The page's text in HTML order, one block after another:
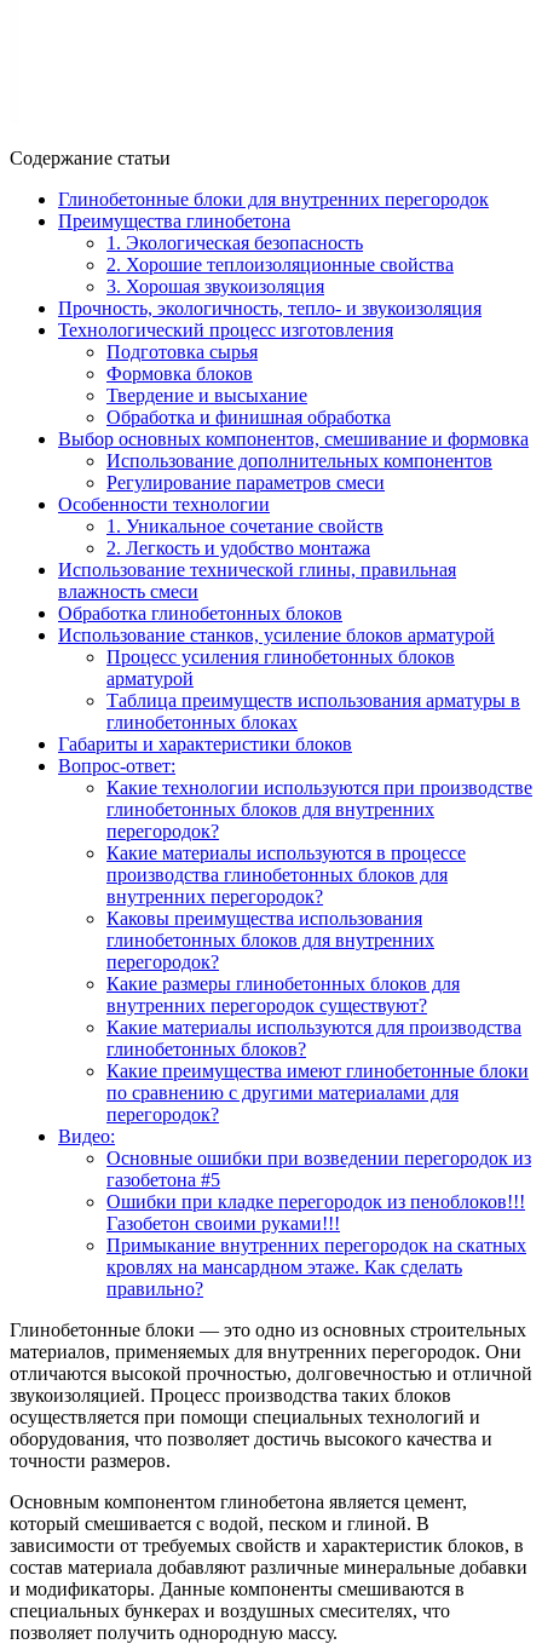
Содержание статьи
Глинобетонные блоки для внутренних перегородок
Преимущества глинобетона
1. Экологическая безопасность
2. Хорошие теплоизоляционные свойства
3. Хорошая звукоизоляция
Прочность, экологичность, тепло- и звукоизоляция
Технологический процесс изготовления
Подготовка сырья
Формовка блоков
Твердение и высыхание
Обработка и финишная обработка
Выбор основных компонентов, смешивание и формовка
Использование дополнительных компонентов
Регулирование параметров смеси
Особенности технологии
1. Уникальное сочетание свойств
2. Легкость и удобство монтажа
Использование технической глины, правильная
влажность смеси
Обработка глинобетонных блоков
Использование станков, усиление блоков арматурой
Процесс усиления глинобетонных блоков
арматурой
Таблица преимуществ использования арматуры в
глинобетонных блоках
Габариты и характеристики блоков
Вопрос-ответ:
Какие технологии используются при производстве
глинобетонных блоков для внутренних
перегородок?
Какие материалы используются в процессе
производства глинобетонных блоков для
внутренних перегородок?
Каковы преимущества использования
глинобетонных блоков для внутренних
перегородок?
Какие размеры глинобетонных блоков для
внутренних перегородок существуют?
Какие материалы используются для производства
глинобетонных блоков?
Какие преимущества имеют глинобетонные блоки
по сравнению с другими материалами для
перегородок?
Видео:
Основные ошибки при возведении перегородок из
газобетона #5
Ошибки при кладке перегородок из пеноблоков!!!
Газобетон своими руками!!!
Примыкание внутренних перегородок на скатных
кровлях на мансардном этаже. Как сделать
правильно?
Глинобетонные блоки — это одно из основных строительных
материалов, применяемых для внутренних перегородок. Они
отличаются высокой прочностью, долговечностью и отличной
звукоизоляцией. Процесс производства таких блоков
осуществляется при помощи специальных технологий и
оборудования, что позволяет достичь высокого качества и
точности размеров.
Основным компонентом глинобетона является цемент,
который смешивается с водой, песком и глиной. В
зависимости от требуемых свойств и характеристик блоков, в
состав материала добавляют различные минеральные добавки
и модификаторы. Данные компоненты смешиваются в
специальных бункерах и воздушных смесителях, что
позволяет получить однородную массу.